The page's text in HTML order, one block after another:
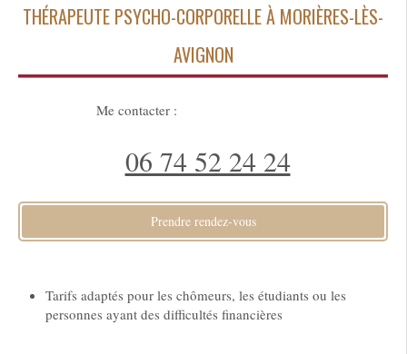
THÉRAPEUTE PSYCHO-CORPORELLE À MORIÈRES-LÈS-
AVIGNON
Me contacter :
06 74 52 24 24
Prendre rendez-vous
Tarifs adaptés pour les chômeurs, les étudiants ou les
personnes ayant des difficultés financières